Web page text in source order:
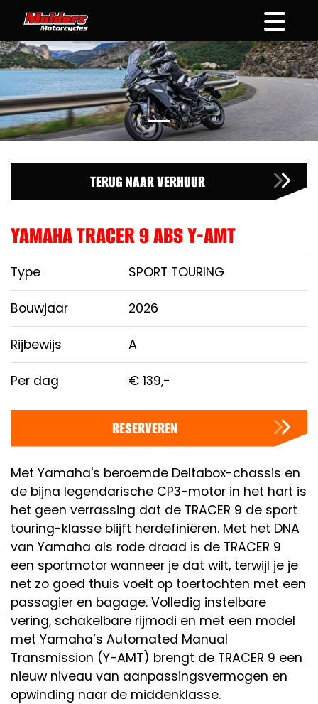
overslaan
TERUG NAAR VERHUUR
YAMAHA TRACER 9 ABS Y-AMT
Type SPORT TOURING
Bouwjaar 2026
Rijbewijs A
Per dag € 139,-
RESERVEREN
Met Yamaha's beroemde Deltabox-chassis en
de bijna legendarische CP3-motor in het hart is
het geen verrassing dat de TRACER 9 de sport
touring-klasse blijft herdefiniëren. Met het DNA
van Yamaha als rode draad is de TRACER 9
een sportmotor wanneer je dat wilt, terwijl je je
net zo goed thuis voelt op toertochten met een
passagier en bagage. Volledig instelbare
vering, schakelbare rijmodi en met een model
met Yamaha’s Automated Manual
Transmission (Y-AMT) brengt de TRACER 9 een
nieuw niveau van aanpassingsvermogen en
opwinding naar de middenklasse.